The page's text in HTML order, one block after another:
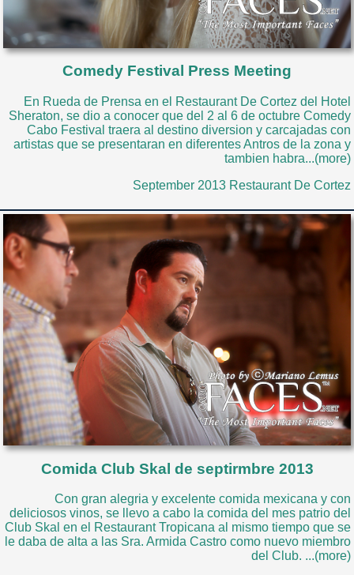
Comedy Festival Press Meeting
En Rueda de Prensa en el Restaurant De Cortez del Hotel
Sheraton, se dio a conocer que del 2 al 6 de octubre Comedy
Cabo Festival traera al destino diversion y carcajadas con
artistas que se presentaran en diferentes Antros de la zona y
tambien habra...(more)
September 2013 Restaurant De Cortez
Comida Club Skal de septirmbre 2013
Con gran alegria y excelente comida mexicana y con
deliciosos vinos, se llevo a cabo la comida del mes patrio del
Club Skal en el Restaurant Tropicana al mismo tiempo que se
le daba de alta a las Sra. Armida Castro como nuevo miembro
del Club. ...(more)